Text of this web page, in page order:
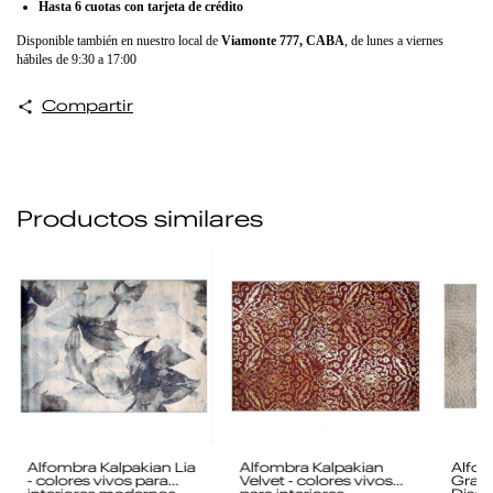
Hasta 6 cuotas con tarjeta de crédito
Disponible también en nuestro local de Viamonte 777, CABA, de lunes a viernes
hábiles de 9:30 a 17:00
Compartir
Productos similares
Alfombra Kalpakian Lia
- colores vivos para
Alfombra Kalpakian
Velvet - colores vivos